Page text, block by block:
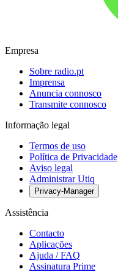
Empresa
Sobre radio.pt
Imprensa
Anuncia connosco
Transmite connosco
Informação legal
Termos de uso
Política de Privacidade
Aviso legal
Administrar Utiq
Privacy-Manager
Assistência
Contacto
Aplicações
Ajuda / FAQ
Assinatura Prime